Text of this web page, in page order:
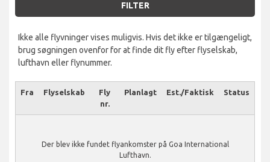
FILTER
Ikke alle flyvninger vises muligvis. Hvis det ikke er tilgængeligt,
brug søgningen ovenfor for at finde dit fly efter flyselskab,
lufthavn eller flynummer.
Fra Flyselskab
Fly
nr.
Planlagt Est./Faktisk Status
Der blev ikke fundet flyankomster på Goa International
Lufthavn.